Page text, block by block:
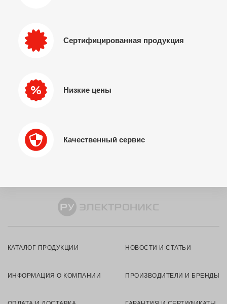
Сертифицированная продукция
Низкие цены
Качественный сервис
КАТАЛОГ ПРОДУКЦИИ НОВОСТИ И СТАТЬИ
ИНФОРМАЦИЯ О КОМПАНИИ ПРОИЗВОДИТЕЛИ И БРЕНДЫ